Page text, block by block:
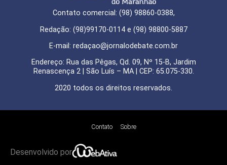
Contato comercial: (98) 98860-0388,
Redação: (98)99170-0114 e (98) 98800-5887
E-mail: redaçao@jornalodebate.com.br
Endereço: Rua das Pêgas, Qd. 09, Nº 15-B, Jardim
Renascença 2 | São Luís – MA | CEP: 65.075-330.
2020 todos os direitos reservados.
Contato Sobre
Desenvolvido por